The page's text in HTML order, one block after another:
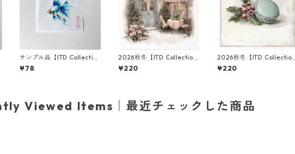
サンプル品【ITD Collectio
n】ミニサイズ ライスペーパ
ー RSM2731 デコパージュ
¥78
2026秋冬【ITD Collectio
n】ミニサイズ ライスペーパ
ー RSM3006 デコパージュ
¥220
2026秋冬【ITD Collectio
n】ミニサイズ ライスペーパ
ー RSM3023 デコパージュ
¥220
Viewed Items｜最近チェックした商品